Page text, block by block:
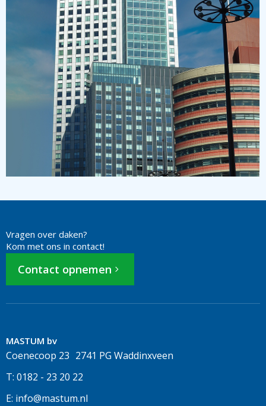
Vragen over daken?
Kom met ons in contact!
Contact opnemen
MASTUM bv
Coenecoop 23 2741 PG Waddinxveen
T: 0182 - 23 20 22
E: info@mastum.nl